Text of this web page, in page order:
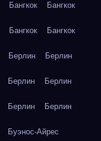
Бангкок Бангкок
Бангкок Бангкок
Берлин Берлин
Берлин Берлин
Берлин Берлин
Буэнос-Айрес